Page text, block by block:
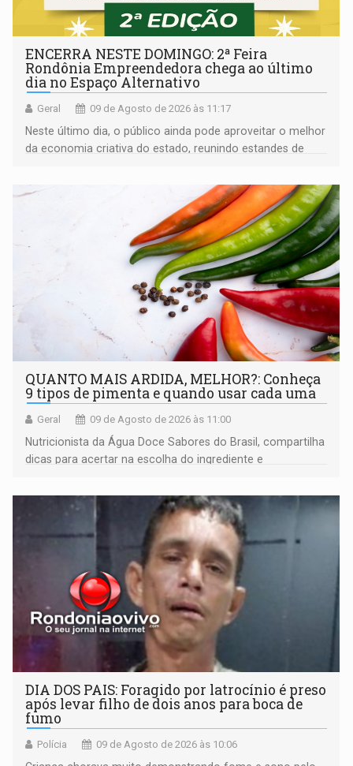
ENCERRA NESTE DOMINGO: 2ª Feira
Rondônia Empreendedora chega ao último
dia no Espaço Alternativo
Geral 09 de Agosto de 2026 às 11:17
Neste último dia, o público ainda pode aproveitar o melhor
da economia criativa do estado, reunindo estandes de
QUANTO MAIS ARDIDA, MELHOR?: Conheça
9 tipos de pimenta e quando usar cada uma
Geral 09 de Agosto de 2026 às 11:00
Nutricionista da Água Doce Sabores do Brasil, compartilha
dicas para acertar na escolha do ingrediente e
DIA DOS PAIS: Foragido por latrocínio é preso
após levar filho de dois anos para boca de
fumo
Polícia 09 de Agosto de 2026 às 10:06